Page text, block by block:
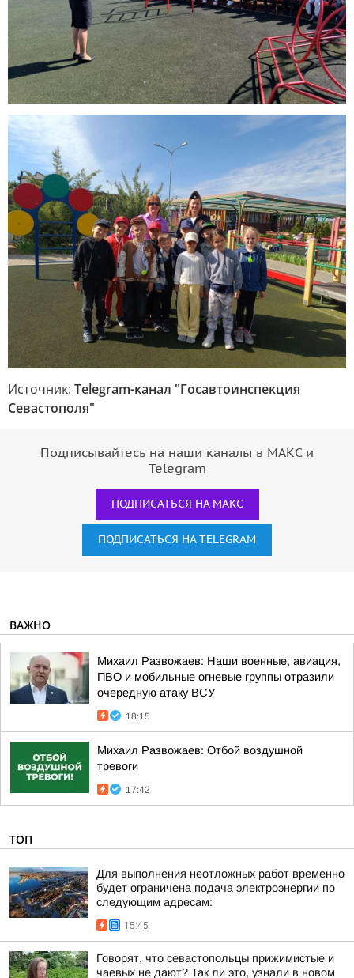
Источник: Telegram-канал "Госавтоинспекция
Севастополя"
Подписывайтесь на наши каналы в МАКС и
Telegram
ПОДПИСАТЬСЯ НА МАКС
ПОДПИСАТЬСЯ НА TELEGRAM
ВАЖНО
Михаил Развожаев: Наши военные, авиация,
ПВО и мобильные огневые группы отразили
очередную атаку ВСУ
18:15
Михаил Развожаев: Отбой воздушной
тревоги
17:42
ТОП
Для выполнения неотложных работ временно
будет ограничена подача электроэнергии по
следующим адресам:
15:45
Говорят, что севастопольцы прижимистые и
чаевых не дают? Так ли это, узнали в новом